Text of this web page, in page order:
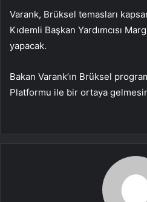
Varank, Brüksel temasları
Kıdemli Başkan Yardımcısı
yapacak.
Bakan Varank’ın Brüksel
Platformu ile bir ortaya